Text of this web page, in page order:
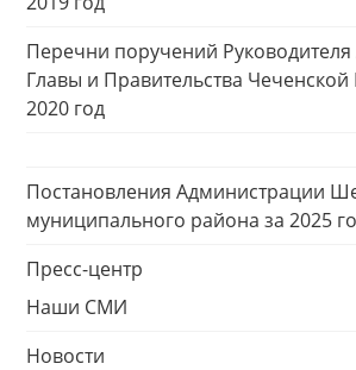
Перечни поручений
Главы и Правительства Чеченской
2020 год
Постановления Администрации
муниципального района за 2025
Пресс-центр
Наши СМИ
Новости